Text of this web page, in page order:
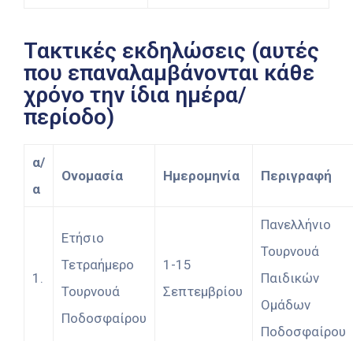
Τακτικές εκδηλώσεις (αυτές
που επαναλαμβάνονται κάθε
χρόνο την ίδια ημέρα/
περίοδο)
α/
α
Ονομασία Ημερομηνία Περιγραφή
1.
Ετήσιο
Τετραήμερο
Τουρνουά
Ποδοσφαίρου
1-15
Σεπτεμβρίου
Πανελλήνιο
Τουρνουά
Παιδικών
Ομάδων
Ποδοσφαίρου